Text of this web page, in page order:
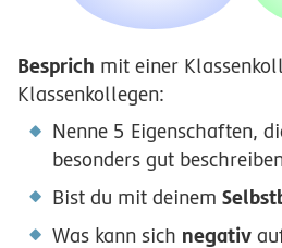
Besprich mit einer
Klassenkollegen:
Nenne 5 Eigenschaften,
besonders gut
Bist du mit deinem
Was kann sich negativ